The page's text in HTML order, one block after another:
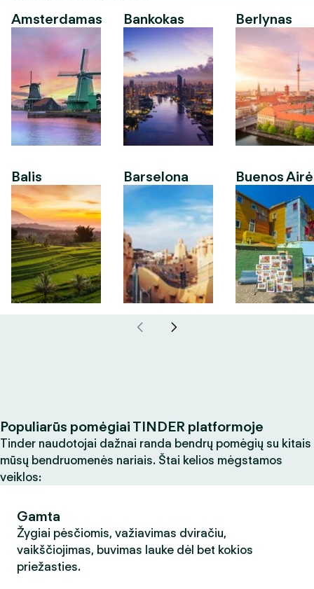
Amsterdamas
Balis
Bankokas
Barselona
Berlynas
Buenos
Populiarūs pomėgiai TINDER platformoje
Tinder naudotojai dažnai randa bendrų pomėgių su kitais
mūsų bendruomenės nariais. Štai kelios mėgstamos
veiklos:
Gamta
Žygiai pėsčiomis, važiavimas dviračiu,
vaikščiojimas, buvimas lauke dėl bet kokios
priežasties.